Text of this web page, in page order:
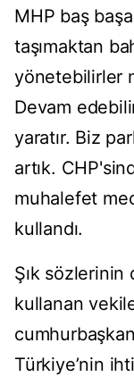
MHP baş
taşımaktan
yönetebilirler
Devam
yaratır. Biz
artık.
muhalefet
kullandı.
Şık sözlerinin
kullanan
Türkiye’nin